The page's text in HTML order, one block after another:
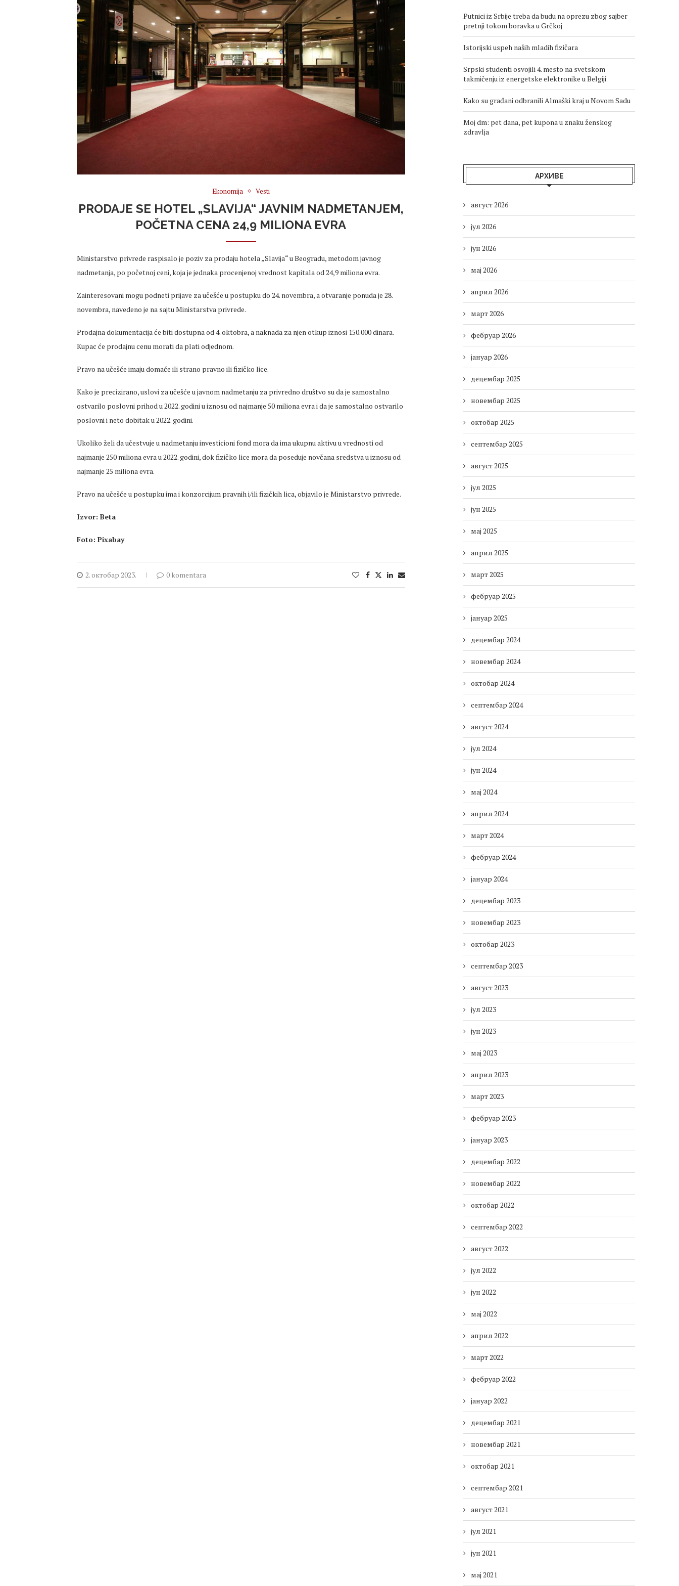
Ekonomija Vesti
PRODAJE SE HOTEL „SLAVIJA“ JAVNIM NADMETANJEM,
POČETNA CENA 24,9 MILIONA EVRA
Ministarstvo privrede raspisalo je poziv za prodaju hotela „Slavija“ u Beogradu, metodom javnog
nadmetanja, po početnoj ceni, koja je jednaka procenjenoj vrednost kapitala od 24,9 miliona evra.
Zainteresovani mogu podneti prijave za učešće u postupku do 24. novembra, a otvaranje ponuda je 28.
novembra, navedeno je na sajtu Ministarstva privrede.
Prodajna dokumentacija će biti dostupna od 4. oktobra, a naknada za njen otkup iznosi 150.000 dinara.
Kupac će prodajnu cenu morati da plati odjednom.
Pravo na učešće imaju domaće ili strano pravno ili fizičko lice.
Kako je precizirano, uslovi za učešće u javnom nadmetanju za privredno društvo su da je samostalno
ostvarilo poslovni prihod u 2022. godini u iznosu od najmanje 50 miliona evra i da je samostalno ostvarilo
poslovni i neto dobitak u 2022. godini.
Ukoliko želi da učestvuje u nadmetanju investicioni fond mora da ima ukupnu aktivu u vrednosti od
najmanje 250 miliona evra u 2022. godini, dok fizičko lice mora da poseduje novčana sredstva u iznosu od
najmanje 25 miliona evra.
Pravo na učešće u postupku ima i konzorcijum pravnih i/ili fizičkih lica, objavilo je Ministarstvo privrede.
Izvor: Beta
Foto: Pixabay
2. октобар 2023. 0 komentara
Putnici iz Srbije treba da budu na oprezu zbog sajber
pretnji tokom boravka u Grčkoj
Istorijski uspeh naših mladih fizičara
Srpski studenti osvojili 4. mesto na svetskom
takmičenju iz energetske elektronike u Belgiji
Kako su građani odbranili Almaški kraj u Novom Sadu
Moj dm: pet dana, pet kupona u znaku ženskog
zdravlja
АРХИВЕ
август 2026
јул 2026
јун 2026
мај 2026
април 2026
март 2026
фебруар 2026
јануар 2026
децембар 2025
новембар 2025
октобар 2025
септембар 2025
август 2025
јул 2025
јун 2025
мај 2025
април 2025
март 2025
фебруар 2025
јануар 2025
децембар 2024
новембар 2024
октобар 2024
септембар 2024
август 2024
јул 2024
јун 2024
мај 2024
април 2024
март 2024
фебруар 2024
јануар 2024
децембар 2023
новембар 2023
октобар 2023
септембар 2023
август 2023
јул 2023
јун 2023
мај 2023
април 2023
март 2023
фебруар 2023
јануар 2023
децембар 2022
новембар 2022
октобар 2022
септембар 2022
август 2022
јул 2022
јун 2022
мај 2022
април 2022
март 2022
фебруар 2022
јануар 2022
децембар 2021
новембар 2021
октобар 2021
септембар 2021
август 2021
јул 2021
јун 2021
мај 2021